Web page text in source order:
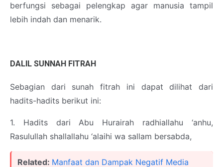
berfungsi sebagai pelengkap agar manusia tampil
lebih indah dan menarik.
DALIL SUNNAH FITRAH
Sebagian dari sunah fitrah ini dapat dilihat dari
hadits-hadits berikut ini:
1. Hadits dari Abu Hurairah radhiallahu ‘anhu,
Rasulullah shallallahu ‘alaihi wa sallam bersabda,
Related: Manfaat dan Dampak Negatif Media